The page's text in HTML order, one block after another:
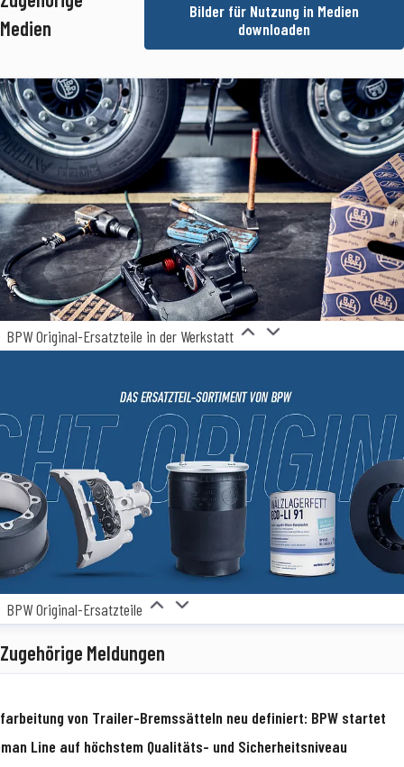
Teamkoordinatorin Medienmanagement Presse- und
SimonN@bpw.de+49 (0) 2262 78-1909
Medien
Bilder für Nutzung in Medien
downloaden
BPW Original-Ersatzteile in der Werkstatt
BPW Original-Ersatzteile
Zugehörige Meldungen
von Trailer-Bremssätteln neu definiert: BPW startet
Line auf höchstem Qualitäts- und Sicherheitsniveau